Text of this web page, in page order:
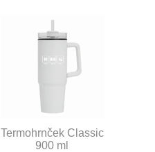
Termohrnček Classic
900 ml